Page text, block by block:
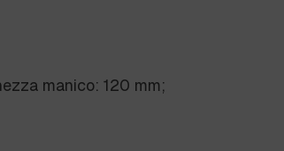
manico: 120 mm;